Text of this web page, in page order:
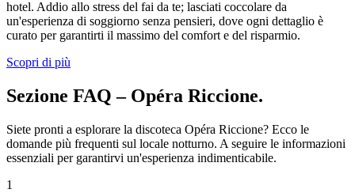
hotel. Addio allo stress del fai da te; lasciati coccolare da
un'esperienza di soggiorno senza pensieri, dove ogni dettaglio è
curato per garantirti il massimo del comfort e del risparmio.
Scopri di più
Sezione FAQ – Opéra Riccione.
Siete pronti a esplorare la discoteca Opéra Riccione? Ecco le
domande più frequenti sul locale notturno. A seguire le informazioni
essenziali per garantirvi un'esperienza indimenticabile.
1